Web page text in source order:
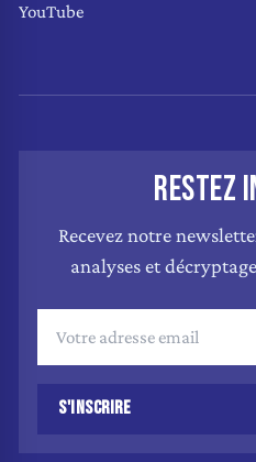
YouTube
RESTEZ
Recevez notre
analyses et
S'INSCRIRE